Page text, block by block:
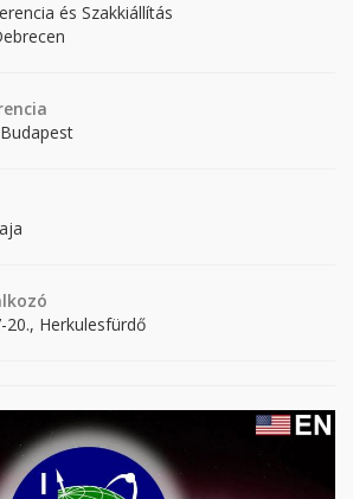
és Szakkiállítás
Herkulesfürdő